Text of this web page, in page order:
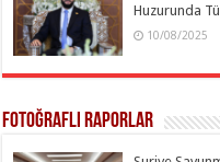
Huzurunda
10/08/2025
Fotoğraflı Raporlar